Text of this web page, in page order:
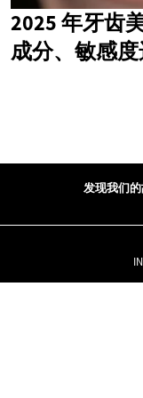
2025 年牙齿
成分、敏感
发现我们的